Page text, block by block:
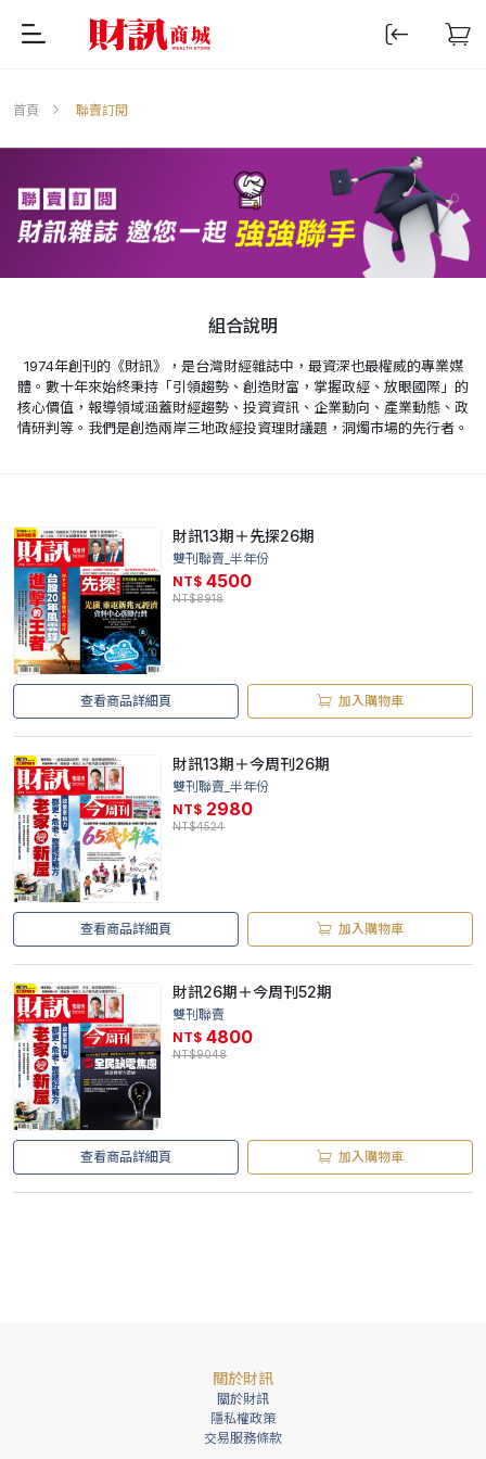
首頁 聯賣訂閱
組合說明
1974年創刊的《財訊》，是台灣財經雜誌中，最資深也最權威的專業媒
體。數十年來始終秉持「引領趨勢、創造財富，掌握政經、放眼國際」的
核心價值，報導領域涵蓋財經趨勢、投資資訊、企業動向、產業動態、政
情研判等。我們是創造兩岸三地政經投資理財議題，洞燭市場的先行者。
財訊13期＋先探26期
雙刊聯賣_半年份
NT$ 4500
NT$8918
查看商品詳細頁 加入購物車
財訊13期＋今周刊26期
雙刊聯賣_半年份
NT$ 2980
NT$4524
查看商品詳細頁 加入購物車
財訊26期＋今周刊52期
雙刊聯賣
NT$ 4800
NT$9048
查看商品詳細頁 加入購物車
關於財訊
關於財訊
隱私權政策
交易服務條款